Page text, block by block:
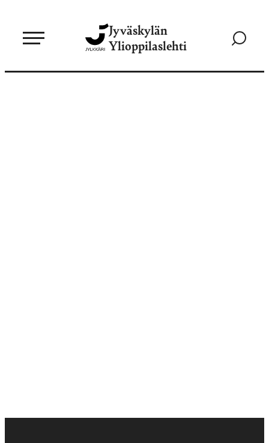
sisältöön
Jyväskylän
Ylioppilaslehti
Siirry